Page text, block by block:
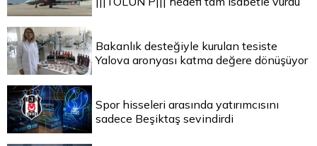
Bakanlık desteğiyle kurulan tesiste
Yalova aronyası katma değere dönüşüyor
Spor hisseleri arasında yatırımcısını
sadece Beşiktaş sevindirdi